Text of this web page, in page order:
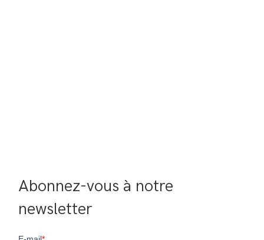
Abonnez-vous à notre
newsletter